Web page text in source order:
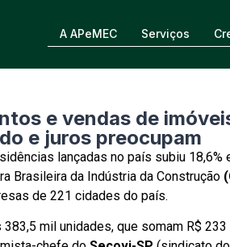
A APeMEC Serviços
e vendas de
e juros preocupam
lançadas no país subiu
Brasileira da Indústria da Construção
de 221 cidades do país.
383,5 mil unidades, que somam R$